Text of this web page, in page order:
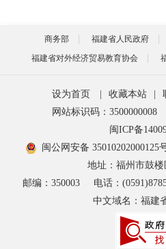
商务部 福建省人民政府
福建省对外经济贸易教育协会
设为首页 收藏本站
网站标识码：3500000008
闽ICP备
闽公网安备 35010202000125
地址：福州市鼓楼
邮编：350003
电话：
中文域名：福建